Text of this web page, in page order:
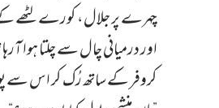
چہرے پر جلال، کورے لٹھے
اور درمیانی چال سے چلتا
کروفر کے ساتھ رُک کر اس سے